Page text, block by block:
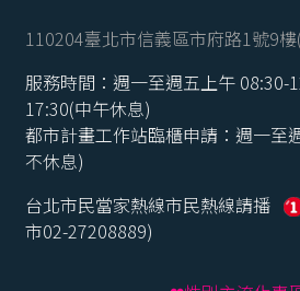
110204臺北市信義區市府路1號9
服務時間：週一至週五上午 08:30-
17:30(中午休息)
都市計畫工作站臨櫃申請：週一至
不休息)
台北市民當家熱線市民熱線請播
市02-27208889)